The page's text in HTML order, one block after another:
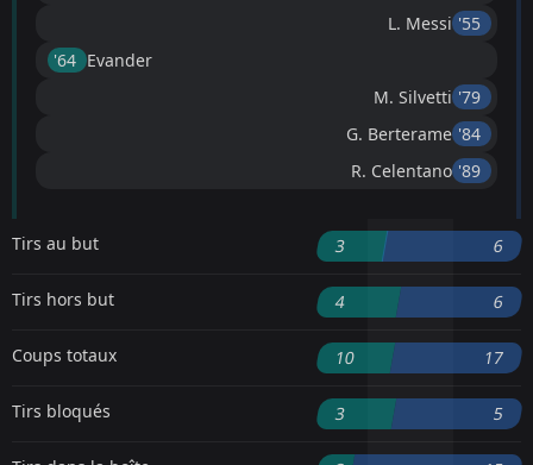
L. Messi '55 ︎
'64 ︎ Evander
M. Silvetti '79 ︎
G. Berterame '84 ︎
R. Celentano '89 ︎
Tirs au but 3 6
Tirs hors but 4 6
Coups totaux 10 17
Tirs bloqués 3 5